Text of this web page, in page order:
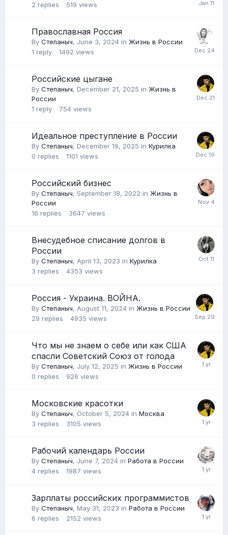
2 replies 519 views
Православная Россия
By Степаныч, June 3, 2024 in Жизнь в России
1 reply 1492 views
Российские цыгане
By Степаныч, December 21, 2025 in Жизнь в
России
1 reply 754 views
Идеальное преступление в России
By Степаныч, December 19, 2025 in Курилка
0 replies 1101 views
Российский бизнес
By Степаныч, September 18, 2022 in Жизнь в
России
16 replies 3647 views
Внесудебное списание долгов в
России
By Степаныч, April 13, 2023 in Курилка
3 replies 4353 views
Россия - Украина. ВОЙНА.
By Степаныч, August 11, 2024 in Жизнь в России
29 replies 4935 views
Что мы не знаем о себе или как США
спасли Советский Союз от голода
By Степаныч, July 12, 2025 in Жизнь в России
0 replies 926 views
Московские красотки
By Степаныч, October 5, 2024 in Москва
3 replies 3105 views
Рабочий календарь России
By Степаныч, June 7, 2024 in Работа в России
4 replies 1987 views
Зарплаты российских программистов
By Степаныч, May 31, 2023 in Работа в России
6 replies 2152 views